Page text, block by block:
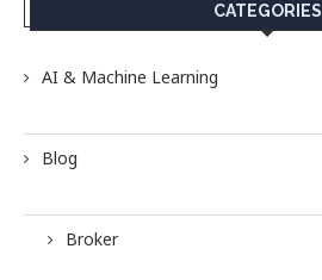
CATEGORIES
AI & Machine Learning
Blog
Broker